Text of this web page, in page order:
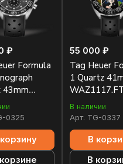
₽
Formula
43mm
0325
55 000 ₽
Tag Heuer
1 Quartz
В наличии
Арт. TG-0337
В
В